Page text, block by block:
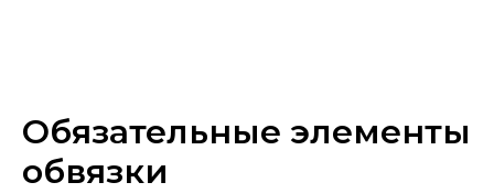
Обязательные элементы
обвязки